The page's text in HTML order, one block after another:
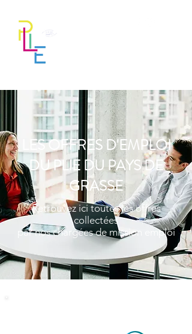
LES OFFRES D'EMPLOI
DU PLIE DU PAYS DE
GRASSE
Retrouvez ici toutes les offres
collectées
par nos chargées de mission emploi